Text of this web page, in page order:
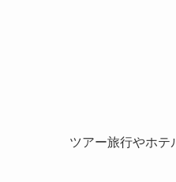
ツアー旅行やホテ